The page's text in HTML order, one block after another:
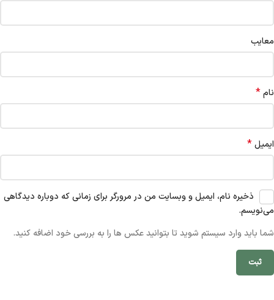
معایب
نام*
ایمیل*
ذخیره نام، ایمیل و وبسایت من در مرورگر برای زمانی که دوباره دیدگاهی
می‌نویسم.
شما باید وارد سیستم شوید تا بتوانید عکس ها را به بررسی خود اضافه کنید.